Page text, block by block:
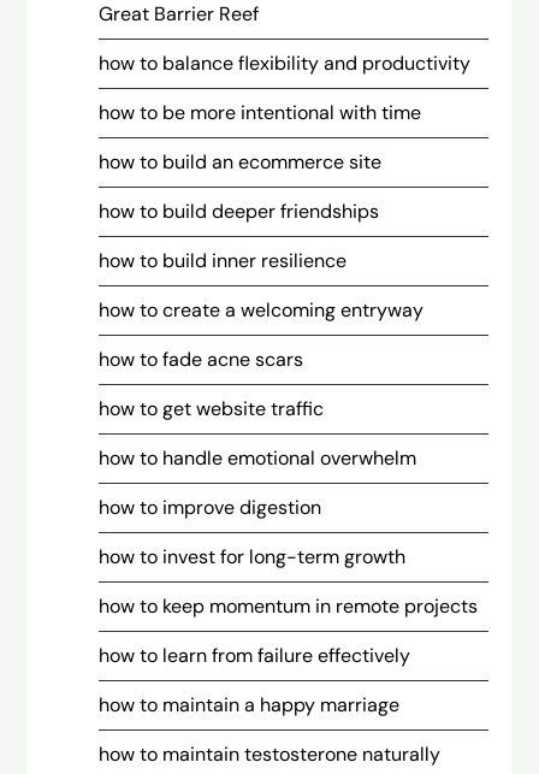
Great Barrier Reef
how to balance flexibility and productivity
how to be more intentional with time
how to build an ecommerce site
how to build deeper friendships
how to build inner resilience
how to create a welcoming entryway
how to fade acne scars
how to get website traffic
how to handle emotional overwhelm
how to improve digestion
how to invest for long-term growth
how to keep momentum in remote projects
how to learn from failure effectively
how to maintain a happy marriage
how to maintain testosterone naturally